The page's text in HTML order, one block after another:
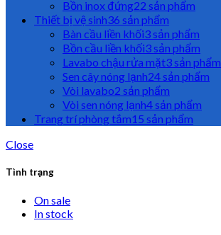
Bồn inox đứng22 sản phẩm
Thiết bị vệ sinh36 sản phẩm
Bàn cầu liền khối3 sản phẩm
Bồn cầu liền khối3 sản phẩm
Lavabo chậu rửa mặt3 sản phẩm
Sen cây nóng lạnh24 sản phẩm
Vòi lavabo2 sản phẩm
Vòi sen nóng lạnh4 sản phẩm
Trang trí phòng tắm15 sản phẩm
Close
Tình trạng
On sale
In stock